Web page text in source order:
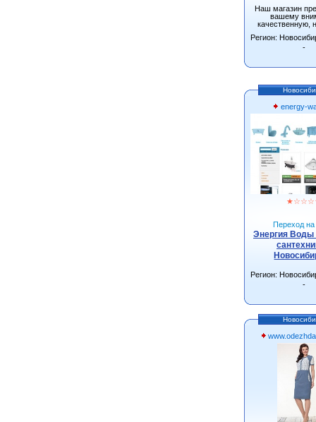
Наш магазин
вашему
качественную,
Регион:
-
energy-
★☆☆☆
Переход на
Энергия Воды
Регион:
-